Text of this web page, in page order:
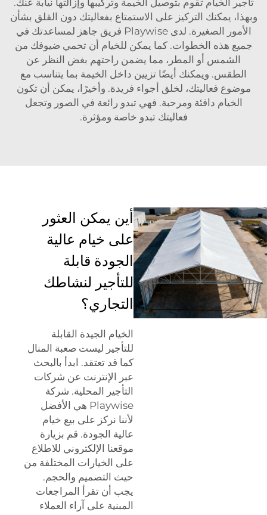
وبهذا، يمكنك التركيز على الاستمتاع بفعاليتك دون القلق بشأن
الأمور الصغيرة. لدى Playwise فريق جاهز لمساعدتك في
جميع هذه الخطوات. كما يمكن للخيام أن تحمي ضيوفك من
الشمس أو المطر، مما يضمن راحتهم بغض النظر عن
الطقس. ويمكنك أيضًا تزيين داخل الخيمة بما يتناسب مع
موضوع فعاليتك، لخلق أجواء فريدة. وأخيرًا، يمكن أن تكون
الخيام دافئة ومرحبة. فهي تبدو رائعة في الصور وتجعل
فعاليتك تبدو خاصة ومؤثرة.
أين يمكن العثور
على خيام عالية
الجودة قابلة
للتأجير لنشاطك
التجاري؟
الخيام الجيدة القابلة
للتأجير ليست صعبة المنال
كما قد تعتقد. ابدأ بالبحث
عبر الإنترنت عن شركات
التأجير المحلية. شركة
Playwise هي الأفضل
لأننا نركز على بيع خيام
عالية الجودة. قم بزيارة
موقعنا الإلكتروني للاطلاع
على الخيارات المختلفة من
حيث التصميم والحجم.
يجب أن تقرأ المراجعات
المبنية على آراء العملاء